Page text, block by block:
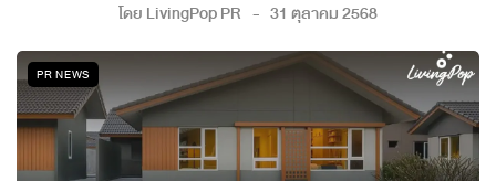
โดย LivingPop PR 31 ตุลาคม 2568
PR NEWS